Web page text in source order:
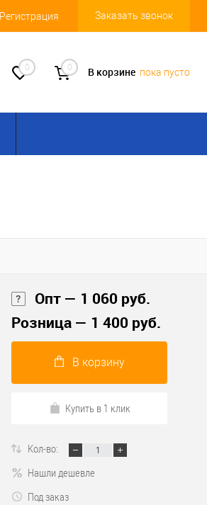
Регистрация Заказать звонок
0 0 В корзине пока пусто
Опт — 1 060 руб.
Розница — 1 400 руб.
В корзину
Купить в 1 клик
Кол-во:
Нашли дешевле
Под заказ